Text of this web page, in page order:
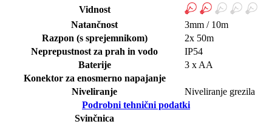
Vidnost
Natančnost
3mm / 10m
Razpon (s sprejemnikom)
2x 50m
Neprepustnost za prah in vodo
IP54
Baterije
3 x AA
Konektor za enosmerno napajanje
Niveliranje
Niveliranje grezila
Podrobni tehnični podatki
Svinčnica